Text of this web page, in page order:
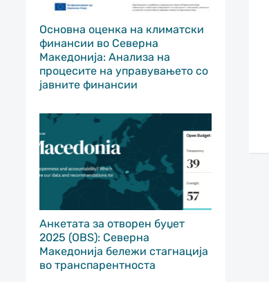
Основна оценка на климатски
финансии во Северна
Македонија: Анализа на
процесите на управувањето со
јавните финансии
Анкетата за отворен буџет
2025 (OBS): Северна
Македонија бележи стагнација
во транспарентноста